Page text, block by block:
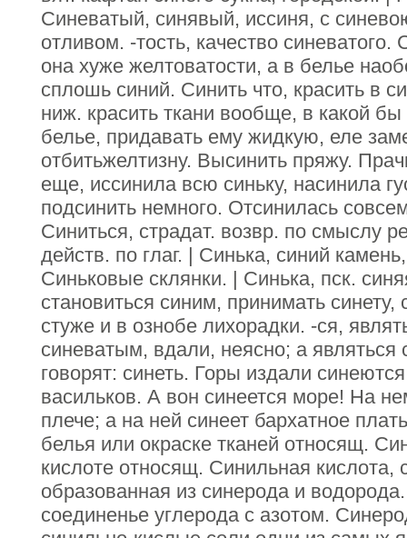
Синеватый, синявый, иссиня, с
отливом. -тость, качество синеватого.
она хуже желтоватости, а в белье
сплошь синий. Синить что, красить в
ниж. красить ткани вообще, в какой
белье, придавать ему жидкую, еле
отбитьжелтизну. Высинить пряжу.
еще, иссинила всю синьку, насинила
подсинить немного. Отсинилась
Синиться, страдат. возвр. по смыслу
действ. по глаг. | Синька, синий
Синьковые склянки. | Синька, пск.
становиться синим, принимать
стуже и в ознобе лихорадки. -ся,
синеватым, вдали, неясно; а являться
говорят: синеть. Горы издали
васильков. А вон синеется море! На
плече; а на ней синеет бархатное
белья или окраске тканей относящ.
кислоте относящ. Синильная кислота,
образованная из синерода и
соединенье углерода с азотом.